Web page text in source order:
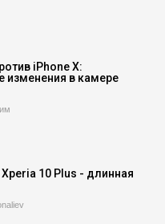
iPhone X:
изменения в камере
10 Plus - длинная